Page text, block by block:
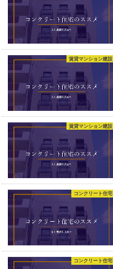
賃貸マンション建設
賃貸マンション建設
コンクリート住宅
コンクリート住宅